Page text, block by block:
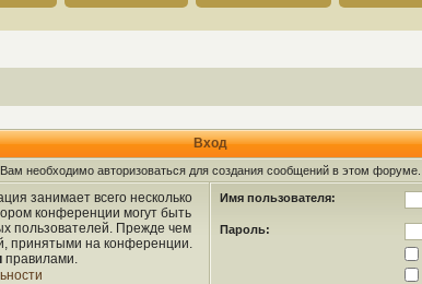
Вход
Вам необходимо авторизоваться для создания сообщений в этом форуме.
занимает всего несколько
конференции могут быть
пользователей. Прежде чем
принятыми на конференции.
правилами.
Имя пользователя:
Пароль: